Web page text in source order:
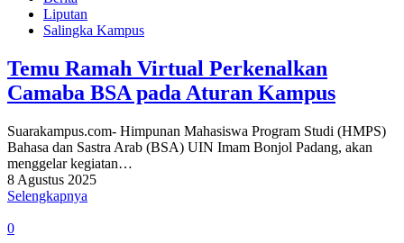
Liputan
Salingka Kampus
Temu Ramah Virtual Perkenalkan
Camaba BSA pada Aturan Kampus
Suarakampus.com- Himpunan Mahasiswa Program Studi (HMPS)
Bahasa dan Sastra Arab (BSA) UIN Imam Bonjol Padang, akan
menggelar kegiatan…
8 Agustus 2025
Selengkapnya
0